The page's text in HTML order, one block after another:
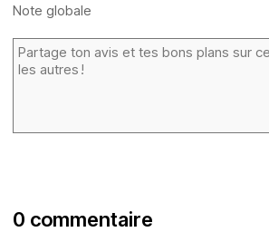
Note globale
0 commentaire